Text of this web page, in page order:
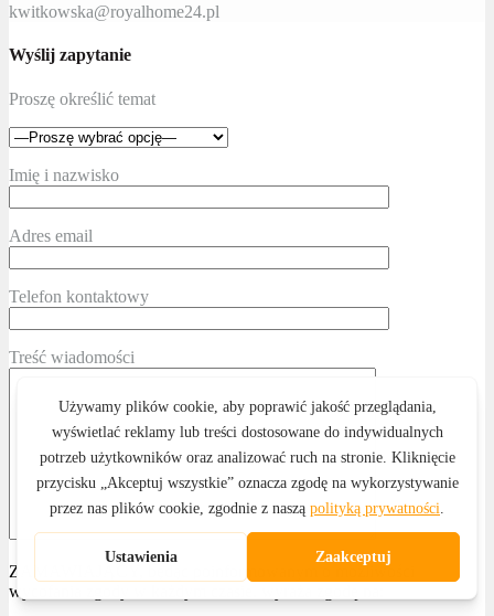
kwitkowska@royalhome24.pl
Wyślij zapytanie
Proszę określić temat
Imię i nazwisko
Adres email
Telefon kontaktowy
Treść wiadomości
ZAMAWIAJĄCY, będąc poinformowanym o możliwości
wycofania zgody w każdym czasie, wyraża zgodę na: